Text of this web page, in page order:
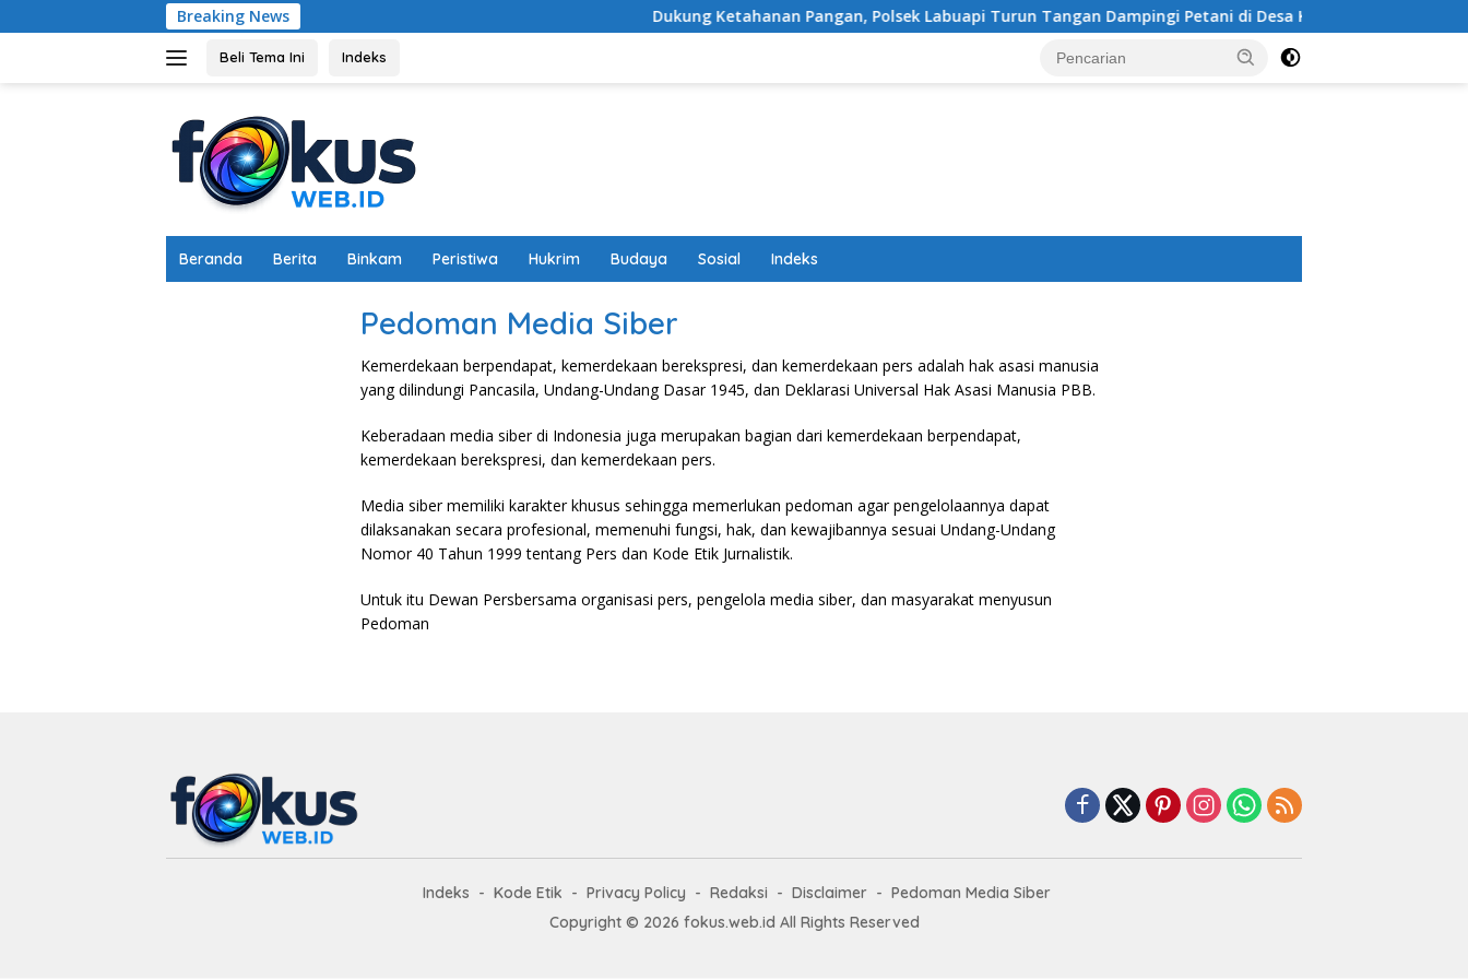
ke
Breaking News Dukung Ketahanan Pangan, Polsek Labuapi Turun Tangan Dampingi Petani di Desa Karang Bongkot
Beli Tema Ini Indeks
Beranda Berita Binkam Peristiwa Hukrim Budaya Sosial Indeks
Pedoman Media Siber
Kemerdekaan berpendapat, kemerdekaan berekspresi, dan kemerdekaan pers adalah hak asasi manusia
yang dilindungi Pancasila, Undang-Undang Dasar 1945, dan Deklarasi Universal Hak Asasi Manusia PBB.
Keberadaan media siber di Indonesia juga merupakan bagian dari kemerdekaan berpendapat,
kemerdekaan berekspresi, dan kemerdekaan pers.
Media siber memiliki karakter khusus sehingga memerlukan pedoman agar pengelolaannya dapat
dilaksanakan secara profesional, memenuhi fungsi, hak, dan kewajibannya sesuai Undang-Undang
Nomor 40 Tahun 1999 tentang Pers dan Kode Etik Jurnalistik.
Untuk itu Dewan Persbersama organisasi pers, pengelola media siber, dan masyarakat menyusun
Pedoman
Indeks Kode Etik Privacy Policy Redaksi Disclaimer
Pedoman Media Siber
Copyright © 2026 fokus.web.id All Rights Reserved